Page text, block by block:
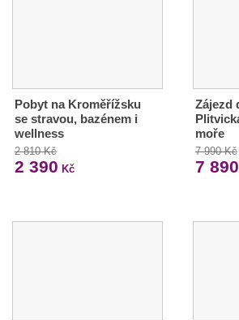
Pobyt na Kroměřížsku
se stravou, bazénem i
wellness
2 810 Kč
2 390 Kč
Zájezd
moře
7 990 Kč
7 890